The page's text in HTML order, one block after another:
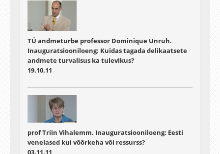
TÜ andmeturbe professor Dominique Unruh.
Inauguratsiooniloeng: Kuidas tagada delikaatsete
andmete turvalisus ka tulevikus?
19.10.11
prof Triin Vihalemm. Inauguratsiooniloeng: Eesti
venelased kui võõrkeha või ressurss?
03.11.11